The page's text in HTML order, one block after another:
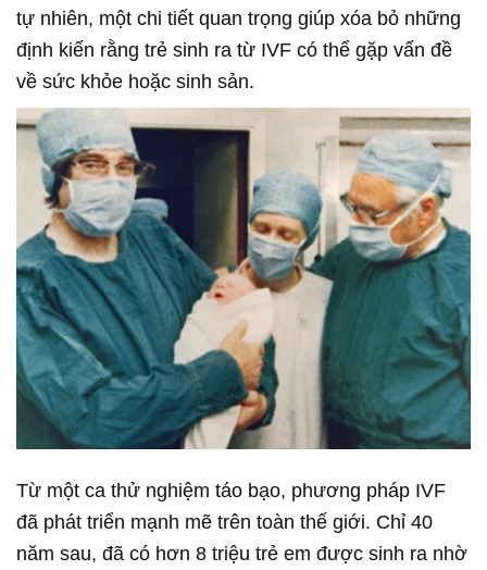
tự nhiên, một chi tiết quan trọng giúp xóa bỏ những
định kiến rằng trẻ sinh ra từ IVF có thể gặp vấn đề
về sức khỏe hoặc sinh sản.
Từ một ca thử nghiệm táo bạo, phương pháp IVF
đã phát triển mạnh mẽ trên toàn thế giới. Chỉ 40
năm sau, đã có hơn 8 triệu trẻ em được sinh ra nhờ